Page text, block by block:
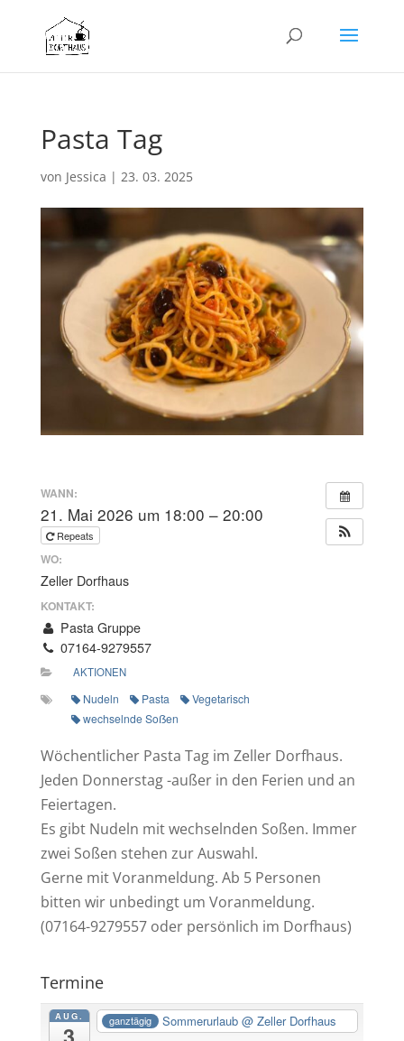
Pasta Tag
von Jessica | 23. 03. 2025
WANN:
21. Mai 2026 um 18:00 – 20:00
Repeats
WO:
Zeller Dorfhaus
KONTAKT:
Pasta Gruppe
07164-9279557
AKTIONEN
Nudeln Pasta
Vegetarisch
wechselnde Soẞen
Wöchentlicher Pasta Tag im Zeller Dorfhaus.
Jeden Donnerstag -außer in den Ferien und an
Feiertagen.
Es gibt Nudeln mit wechselnden Soßen. Immer
zwei Soßen stehen zur Auswahl.
Gerne mit Voranmeldung. Ab 5 Personen
bitten wir unbedingt um Voranmeldung.
(07164-9279557 oder persönlich im Dorfhaus)
Termine
AUG. ganztägig Sommerurlaub @ Zeller Dorfhaus